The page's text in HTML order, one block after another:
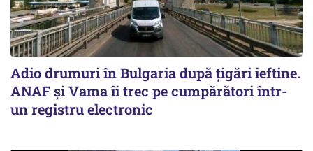
Adio drumuri în Bulgaria după țigări ieftine.
ANAF și Vama îi trec pe cumpărători într-
un registru electronic